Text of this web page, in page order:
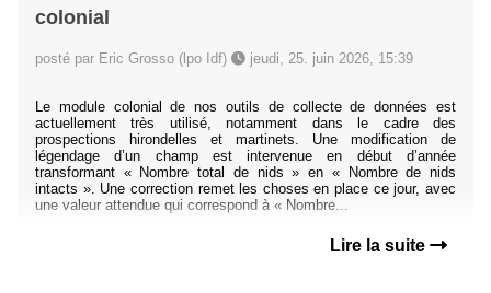
colonial
posté par Eric Grosso (lpo Idf) jeudi, 25. juin 2026, 15:39
Le module colonial de nos outils de collecte de données est
actuellement très utilisé, notamment dans le cadre des
prospections hirondelles et martinets. Une modification de
légendage d’un champ est intervenue en début d’année
transformant « Nombre total de nids » en « Nombre de nids
intacts ». Une correction remet les choses en place ce jour, avec
une valeur attendue qui correspond à « Nombre...
Lire la suite